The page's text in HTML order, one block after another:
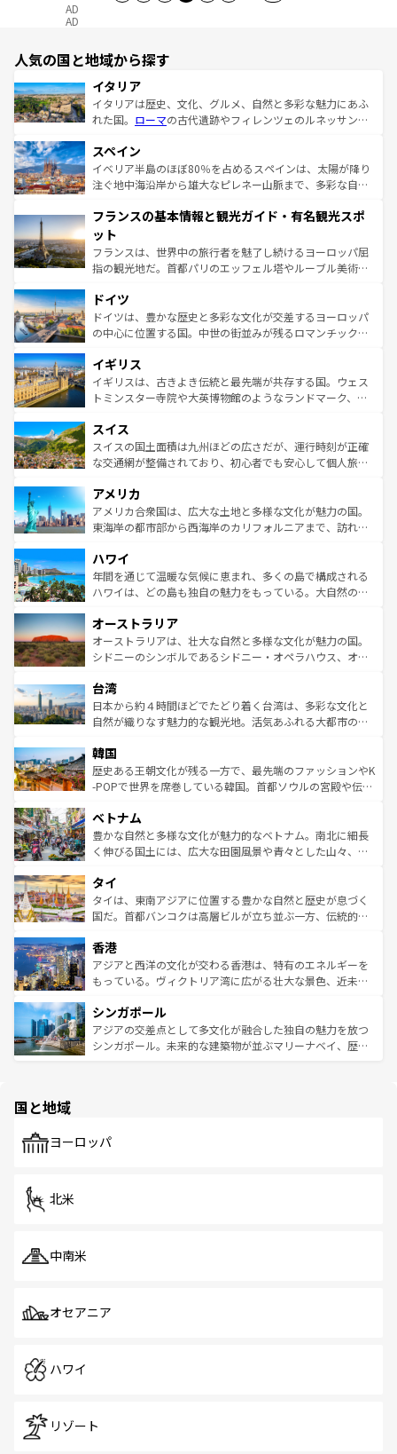
AD
AD
人気の国と地域から探す
イタリア
イタリアは歴史、文化、グルメ、自然と多彩な魅力にあふ
れた国。 ローマの古代遺跡やフィレンツェのルネッサンス
ろん、トスカーナの美しい田園風景やアマルフィ海岸の絶
景など、自然景観も見逃せない。観光の合間には、本場の
ピザやパスタなど、絶品のイタリア料理を堪能することも
ませてくれるイタリアで、忘れられない旅をしてみよう！
なお、新着のイタリア情報は
しい。
スペイン
イベリア半島のほぼ80％を占めるスペインは、太陽が降り
注ぐ地中海沿岸から雄大なピレネー山脈まで、多彩な自然
文化が根付くこの国では、情熱的なフラメンコ、熱気あふ
れる闘牛、そして美味しいタパスが生活の一部となってい
る。首都マドリードの洗練された雰囲気や、バルセロナの
アートに溢れた街角から、地方では古代ローマ遺跡や中世
せる。地方によって風土や気候が異なるスペインはその個
性で訪れる人を魅了する。 なお、新着のスペイン情報は コ
ンテンツ一覧を参照してほしい。
フランスの基本情報と観光ガイド・有名観光スポ
ット
フランスは、世界中の旅行者を魅了し続けるヨーロッパ屈
指の観光地だ。首都パリのエッフェル塔やルーブル美術館
で、幅広い魅力が詰まっている。華麗な宮殿、歴史的な大
聖堂、美しいビーチ、そして豊かな自然が、訪れる者を心
から魅了する。また、フランスは美食の国としても知ら
いる。シャンパンの発祥地であるランス、プロヴァンスの
香り高いラベンダー畑など、多彩な楽しみ方が可能だ。さ
らに、パリ以外の地域にも魅力が溢れており、どの街角に
れる地方に足を運ぶとそれぞれで全く異なる文化を体験で
きるだろう。 なお、新着のフランス情報はコンテンツ一覧
を参照してほしい。
ドイツ
ドイツは、豊かな歴史と多彩な文化が交差するヨーロッパ
の中心に位置する国。中世の街並みが残るロマンチック街
顔を持つこの国は、どこを歩いても飽きることがない。ベ
ルリンの文化的活気、バイエルン州のアルプスの絶景、そ
してライン川沿いのワイン畑といった風景は必見。ビール
は、お酒好きな人にはぜひ体験してほしい。 なお、新着の
ドイツ情報はコンテンツ一覧を参照してほしい。
イギリス
イギリスは、古きよき伝統と最先端が共存する国。ウェス
トミンスター寺院や大英博物館のようなランドマーク、歴
リアごとに異なる魅力がある。また、優雅なアフタヌーン
ティー、ビール好きにはたまらない英国パブ、サッカー観
戦など、本場だからこそできる体験も豊富。イギリスを旅
ンツ一覧を参照してほしい。
スイス
スイスの国土面積は九州ほどの広さだが、運行時刻が正確
な交通網が整備されており、初心者でも安心して個人旅行
の建物がそのまま残る町や、スイスならではのユニークな
博物館もあり、アルプス観光だけでなく町歩きも満喫する
ことができる。国民の所得が高いため物価も高いが、旅行
ば市内交通費無料で観光を楽しむこともできる。 なお、新
着のスイス情報はコンテンツ一覧 を参照してほしい。
アメリカ
アメリカ合衆国は、広大な土地と多様な文化が魅力の国。
東海岸の都市部から西海岸のカリフォルニアまで、訪れる
のような巨大都市は、観光、ショッピング、エンターテイ
ンメントが詰まった刺激的なスポットだ。一方、アメリカ
西部には大自然が広がり、グランドキャニオンやイエロー
部のニューオーリンズでは、音楽と美食が融合した独特の
文化が魅力。旅行者はアメリカの各地域で異なる魅力を楽
しみながら、その多様性と豊かな歴史を感じることができ
ならではの贅沢な旅のスタイルだ。 なお、新着のアメリカ
情報はコンテンツ一覧を参照してほしい。
ハワイ
年間を通じて温暖な気候に恵まれ、多くの島で構成される
ハワイは、どの島も独自の魅力をもっている。大自然の神
ワイ島は見逃せない。また、定番の観光地といえばオアフ
島だが、静かな自然を求めるならマウイ島やカウアイ島が
おすすめ。エメラルドグリーンに輝く海をはじめ、豊かな
れるおもてなしの心で訪れる人々を迎えてくれるハワイの
人々、おいしいローカルフードやハワイアンミュージッ
ク、伝統的なフラダンスなど、すべてがハワイの魅力を彩
ワイを、存分に味わってほしい。 なお、新着のハワイ情報
はコンテンツ一覧を参照してほしい。
オーストラリア
オーストラリアは、壮大な自然と多様な文化が魅力の国。
シドニーのシンボルであるシドニー・オペラハウス、オー
リアリーフや大陸中央部にそびえるウルル（エアーズロッ
ク）、タスマニアの美しい原生林やケアンズの熱帯雨林な
ど、見どころがたくさん。また、カフェやワイン、オージ
いる。アクティビティも充実しており、サーフィンやダイ
ビング、ハイキングなど、アウトドア好きにはたまらな
い。オーストラリアの多彩な魅力を存分に味わいつくそ
参照してほしい。
台湾
日本から約４時間ほどでたどり着く台湾は、多彩な文化と
自然が織りなす魅力的な観光地。活気あふれる大都市の台
ン）、静ひつな山岳地帯である台湾東部など、都市の喧騒
と山間の静けさが共存しており、訪れる人に新しい発見と
驚きをもたらしてくれる。また、奥深い台湾の食文化も魅
容にもいいと評判のスイーツなど、バラエティ豊かな料理
が味わえる。 なお、新着の台湾情報は コンテンツ一覧を参
照してほしい。
韓国
歴史ある王朝文化が残る一方で、最先端のファッションやK
-POPで世界を席巻している韓国。首都ソウルの宮殿や伝統
き、地方に足を延ばせば四季折々の自然美を楽しむことが
できる。そして、キムチや焼肉、絶品のストリートフード
まで、さまざまな韓国料理が待っている。夜には、韓国な
リティに包まれながら、韓国の多彩な魅力を心ゆくまで味
わってみてほしい。 なお、新着の韓国情報はコンテンツ一
覧を参照してほしい。
ベトナム
豊かな自然と多様な文化が魅力的なベトナム。南北に細長
く伸びる国土には、広大な田園風景や青々とした山々、世
急速な発展と共に伝統が息づく。ハノイの古い町並みやホ
ーチミン市のフランス統治時代の建物も、独特の雰囲気を
醸し出している。また、バラエティの豊かさとおいしさで
とつ。フォーやバインミー、ベトナムコーヒーなどは、ぜ
ひ現地で味わいたい。どの地域を訪れてもあたたかい人々
が旅行者を迎えてくれるので、きっと忘れられない旅にな
参照してほしい。
タイ
タイは、東南アジアに位置する豊かな自然と歴史が息づく
国だ。首都バンコクは高層ビルが立ち並ぶ一方、伝統的な
の活気が交差している。北部ではチェンマイなどの山岳地
帯で自然と触れ合い、南部ではプーケットやクラビの美し
いビーチでリゾート気分を楽しむことができる。タイ料理
激する。気候は一年中温暖で、どの季節にも異なる楽しみ
が待っている。親しみやすいタイの人々、仏教を中心とし
た文化、そして多様な観光資源が、訪れる旅人を魅了し続
香港
アジアと西洋の文化が交わる香港は、特有のエネルギーを
もっている。ヴィクトリア湾に広がる壮大な景色、近未来
み、どこを訪れても感動するはず。観光スポットが密集し
ており、効率よく見どころを回れるのも魅力。息をのむよ
うな絶景から文化的な体験まで、香港を存分に楽しみ尽く
シンガポール
アジアの交差点として多文化が融合した独自の魅力を放つ
シンガポール。未来的な建築物が並ぶマリーナベイ、歴史
で、ホーカーズは地元の風情を楽しめる外せないスポット
国と地域
ヨーロッパ
北米
中南米
オセアニア
ハワイ
リゾート